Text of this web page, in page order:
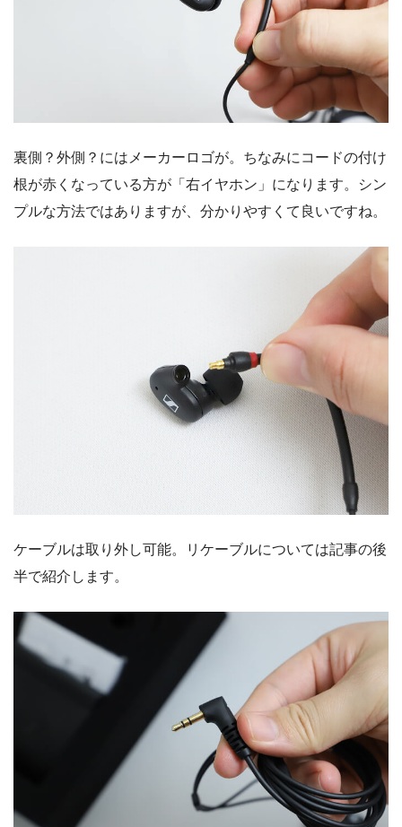
裏側？外側？にはメーカーロゴが。ちなみにコードの付け
根が赤くなっている方が「右イヤホン」になります。シン
プルな方法ではありますが、分かりやすくて良いですね。
ケーブルは取り外し可能。リケーブルについては記事の後
半で紹介します。